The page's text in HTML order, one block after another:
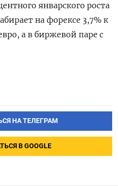
январского роста
на форексе 3,7% к
а в биржевой паре с
НА ТЕЛЕГРАМ
В GOOGLE